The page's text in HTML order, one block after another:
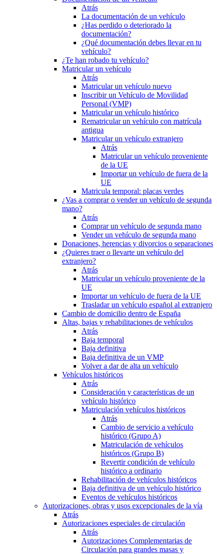
Atrás
La documentación de un vehículo
¿Has perdido o deteriorado la
documentación?
¿Qué documentación debes llevar en tu
vehículo?
¿Te han robado tu vehículo?
Matricular un vehículo
Atrás
Matricular un vehículo nuevo
Inscribir un Vehículo de Movilidad
Personal (VMP)
Matricular un vehículo histórico
Rematricular un vehículo con matrícula
antigua
Matricular un vehículo extranjero
Atrás
Matricular un vehículo proveniente
de la UE
Importar un vehículo de fuera de la
UE
Matricula temporal: placas verdes
¿Vas a comprar o vender un vehículo de segunda
mano?
Atrás
Comprar un vehículo de segunda mano
Vender un vehículo de segunda mano
Donaciones, herencias y divorcios o separaciones
¿Quieres traer o llevarte un vehículo del
extranjero?
Atrás
Matricular un vehículo proveniente de la
UE
Importar un vehículo de fuera de la UE
Trasladar un vehículo español al extranjero
Cambio de domicilio dentro de España
Altas, bajas y rehabilitaciones de vehículos
Atrás
Baja temporal
Baja definitiva
Baja definitiva de un VMP
Volver a dar de alta un vehículo
Vehículos históricos
Atrás
Consideración y características de un
vehículo histórico
Matriculación vehículos históricos
Atrás
Cambio de servicio a vehículo
histórico (Grupo A)
Matriculación de vehículos
históricos (Grupo B)
Revertir condición de vehículo
histórico a ordinario
Rehabilitación de vehículos históricos
Baja definitiva de un vehículo histórico
Eventos de vehículos históricos
Autorizaciones, obras y usos excepcionales de la vía
Atrás
Autorizaciones especiales de circulación
Atrás
Autorizaciones Complementarias de
Circulación para grandes masas y